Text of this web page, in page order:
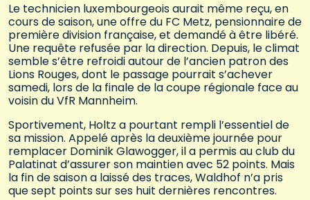
Le technicien luxembourgeois aurait même reçu, en
cours de saison, une offre du FC Metz, pensionnaire de
première division française, et demandé à être libéré.
Une requête refusée par la direction. Depuis, le climat
semble s’être refroidi autour de l’ancien patron des
Lions Rouges, dont le passage pourrait s’achever
samedi, lors de la finale de la coupe régionale face au
voisin du VfR Mannheim.
Sportivement, Holtz a pourtant rempli l’essentiel de
sa mission. Appelé après la deuxième journée pour
remplacer Dominik Glawogger, il a permis au club du
Palatinat d’assurer son maintien avec 52 points. Mais
la fin de saison a laissé des traces, Waldhof n’a pris
que sept points sur ses huit dernières rencontres.